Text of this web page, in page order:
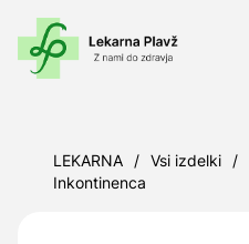
LEKARNA / Vsi izdelki /
Inkontinenca